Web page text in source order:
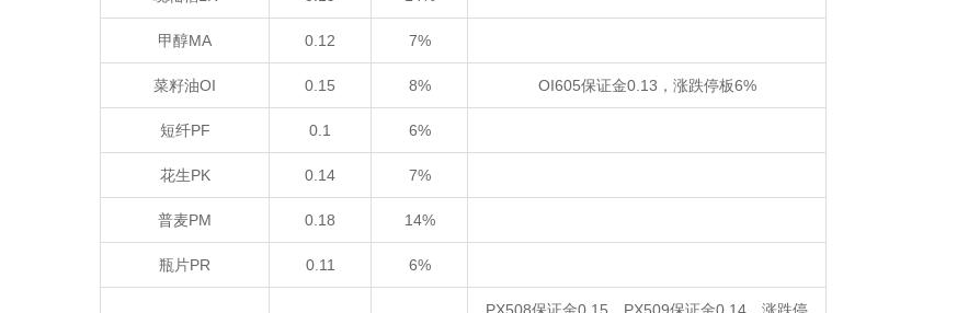
甲醇MA 0.12 7%
菜籽油OI 0.15 8% OI605保证金0.13，涨跌停板6%
短纤PF 0.1 6%
花生PK 0.14 7%
普麦PM 0.18 14%
瓶片PR 0.11 6%
PX508保证金0.15、PX509保证金0.14，涨跌停